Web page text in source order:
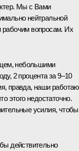
Мы с Вами
нейтральной
рабочим вопросам. Их
небольшими
2 процента за 9–10
правда, наши
этого недостаточно.
усилия, чтобы
действительно